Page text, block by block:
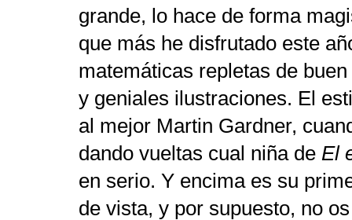
grande, lo hace de forma
que más he disfrutado este
matemáticas repletas de
y geniales ilustraciones. El
al mejor Martin Gardner,
dando vueltas cual niña de El
en serio. Y encima es su
de vista, y por supuesto, no